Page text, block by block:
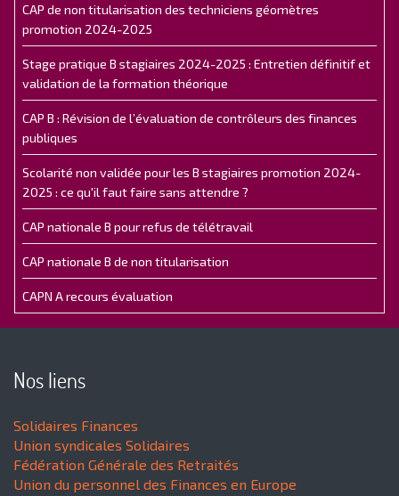
CAP de non titularisation des techniciens géomètres
promotion 2024-2025
Stage pratique B stagiaires 2024-2025 : Entretien définitif et
validation de la formation théorique
CAP B : Révision de l’évaluation de contrôleurs des finances
publiques
Scolarité non validée pour les B stagiaires promotion 2024-
2025 : ce qu'il faut faire sans attendre ?
CAP nationale B pour refus de télétravail
CAP nationale B de non titularisation
CAPN A recours évaluation
Nos liens
Solidaires Finances
Union syndicales Solidaires
Fédération Générale des Retraités
Union du personnel des Finances en Europe